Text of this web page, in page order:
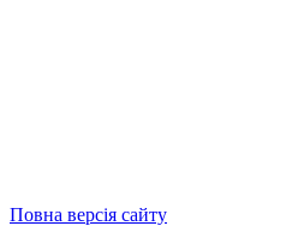
Повна версія сайту